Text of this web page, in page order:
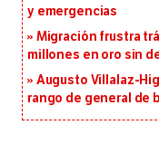
y emergencias
Migración frustra
millones en oro sin
Augusto Villalaz-
rango de general de